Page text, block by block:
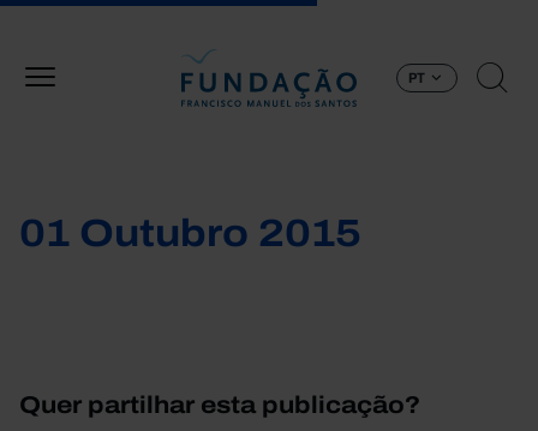
PT
01 Outubro 2015
Quer partilhar esta publicação?